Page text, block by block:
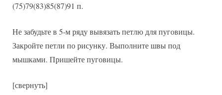
(75)79(83)85(87)91 п.
Не забудьте в 5-м ряду вывязать петлю для пуговицы.
Закройте петли по рисунку. Выполните швы под
мышками. Пришейте пуговицы.
[свернуть]